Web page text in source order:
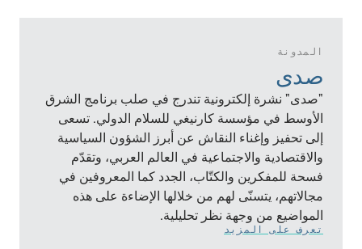
المدونة
صدى
"صدى" نشرة إلكترونية تندرج في صلب برنامج الشرق
الأوسط في مؤسسة كارنيغي للسلام الدولي. تسعى
إلى تحفيز وإغناء النقاش عن أبرز الشؤون السياسية
والاقتصادية والاجتماعية في العالم العربي، وتقدّم
فسحة للمفكرين والكتّاب، الجدد كما المعروفين في
مجالاتهم، يتسنّى لهم من خلالها الإضاءة على هذه
المواضيع من وجهة نظر تحليلية.
تعرف على المزيد